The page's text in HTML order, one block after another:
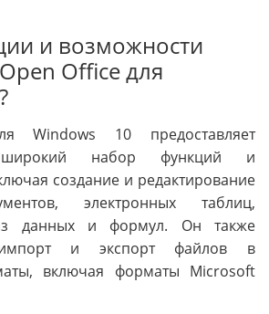
и возможности
Office для
Windows 10 предоставляет
широкий набор функций и
создание и редактирование
электронных таблиц,
данных и формул. Он также
импорт и экспорт файлов в
включая форматы Microsoft